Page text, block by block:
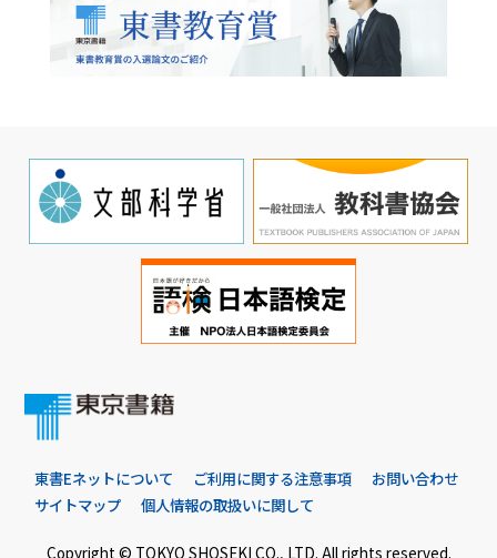
東書Eネットについて ご利用に関する注意事項
お問い合わせ
サイトマップ
個人情報の取扱いに関して
Copyright © TOKYO SHOSEKI CO., LTD. All rights reserved.